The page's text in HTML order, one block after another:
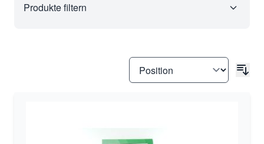
Produkte filtern